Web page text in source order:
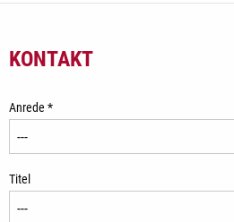
KONTAKT
Anrede *
Titel